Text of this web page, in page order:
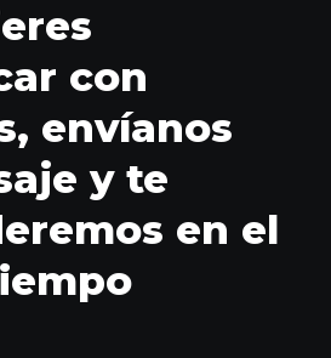
con
envíanos
y te
en el